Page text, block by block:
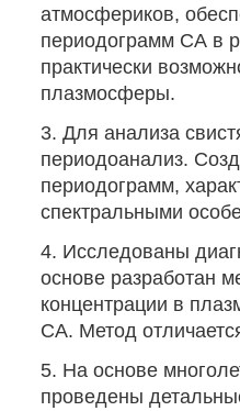
атмосфериков,
периодограмм СА в
практически
плазмосферы.
3. Для анализа
периодоанализ.
периодограмм,
спектральными
4. Исследованы
основе разработан
концентрации в
СА. Метод
5. На основе
проведены